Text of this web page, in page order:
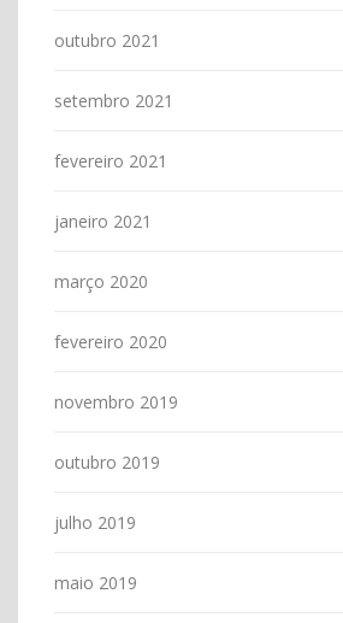
outubro 2021
setembro 2021
fevereiro 2021
janeiro 2021
março 2020
fevereiro 2020
novembro 2019
outubro 2019
julho 2019
maio 2019